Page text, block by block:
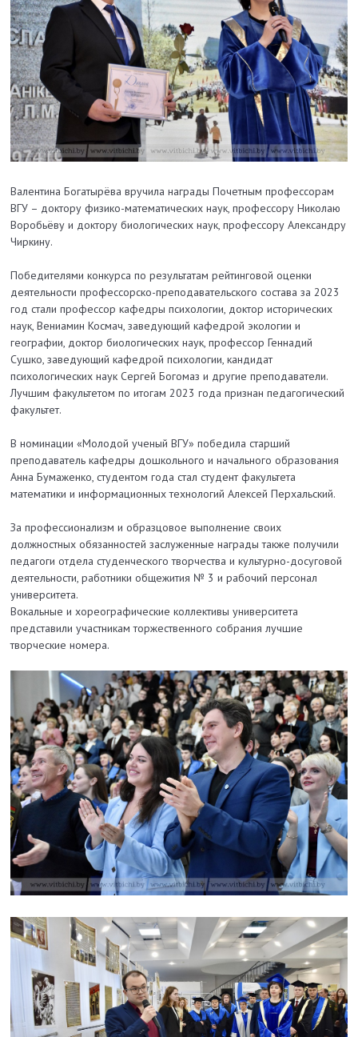
Валентина Богатырёва вручила награды Почетным профессорам
ВГУ – доктору физико-математических наук, профессору Николаю
Воробьёву и доктору биологических наук, профессору Александру
Чиркину.
Победителями конкурса по результатам рейтинговой оценки
деятельности профессорско-преподавательского состава за 2023
год стали профессор кафедры психологии, доктор исторических
наук, Вениамин Космач, заведующий кафедрой экологии и
географии, доктор биологических наук, профессор Геннадий
Сушко, заведующий кафедрой психологии, кандидат
психологических наук Сергей Богомаз и другие преподаватели.
Лучшим факультетом по итогам 2023 года признан педагогический
факультет.
В номинации «Молодой ученый ВГУ» победила старший
преподаватель кафедры дошкольного и начального образования
Анна Бумаженко, студентом года стал студент факультета
математики и информационных технологий Алексей Перхальский.
За профессионализм и образцовое выполнение своих
должностных обязанностей заслуженные награды также получили
педагоги отдела студенческого творчества и культурно-досуговой
деятельности, работники общежития № 3 и рабочий персонал
университета.
Вокальные и хореографические коллективы университета
представили участникам торжественного собрания лучшие
творческие номера.